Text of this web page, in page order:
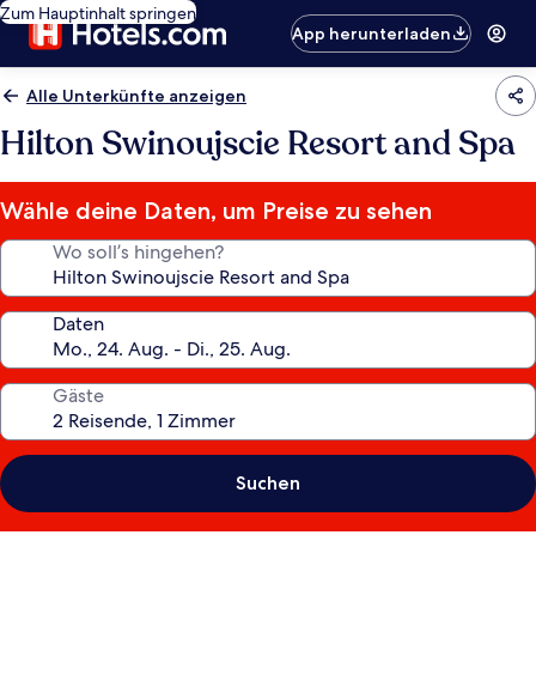
Zum Hauptinhalt springen
App herunterladen
Alle Unterkünfte anzeigen
Hilton Swinoujscie Resort and Spa
Wähle deine Daten, um Preise zu sehen
Wo soll’s hingehen?
Daten
Gäste
Suchen